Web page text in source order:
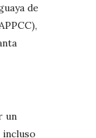
de
un